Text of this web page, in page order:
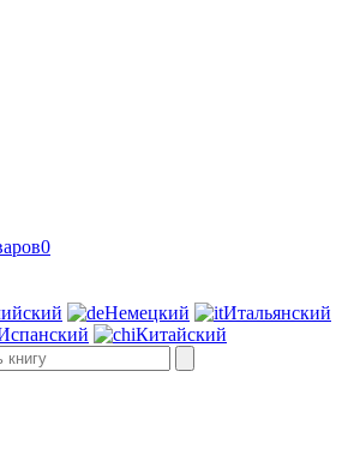
0
Немецкий
Итальянский
Китайский